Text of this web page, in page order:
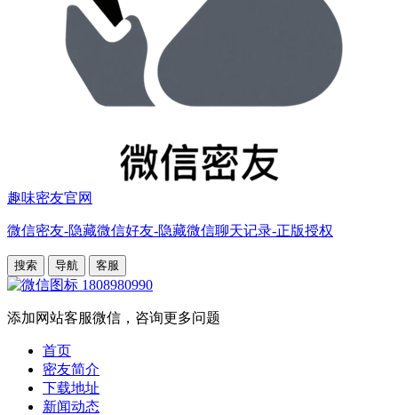
趣味密友官网
微信密友-隐藏微信好友-隐藏微信聊天记录-正版授权
搜索 导航 客服
1808980990
添加网站客服微信，咨询更多问题
首页
密友简介
下载地址
新闻动态